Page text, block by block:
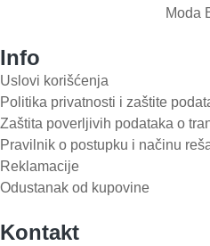
Moda
Info
Uslovi korišćenja
Politika privatnosti i zaštite
Zaštita poverljivih podataka o
Pravilnik o postupku i načinu
Reklamacije
Odustanak od kupovine
Kontakt